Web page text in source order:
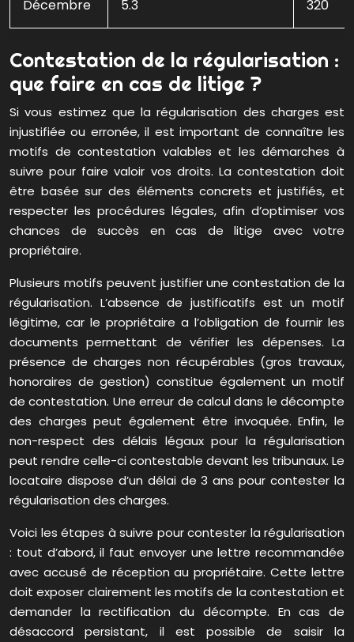
Décembre 5.3 320
Contestation de la régularisation :
que faire en cas de litige ?
Si vous estimez que la régularisation des charges est
injustifiée ou erronée, il est important de connaître les
motifs de contestation valables et les démarches à
suivre pour faire valoir vos droits. La contestation doit
être basée sur des éléments concrets et justifiés, et
respecter les procédures légales, afin d’optimiser vos
chances de succès en cas de litige avec votre
propriétaire.
Plusieurs motifs peuvent justifier une contestation de la
régularisation. L’absence de justificatifs est un motif
légitime, car le propriétaire a l’obligation de fournir les
documents permettant de vérifier les dépenses. La
présence de charges non récupérables (gros travaux,
honoraires de gestion) constitue également un motif
de contestation. Une erreur de calcul dans le décompte
des charges peut également être invoquée. Enfin, le
non-respect des délais légaux pour la régularisation
peut rendre celle-ci contestable devant les tribunaux. Le
locataire dispose d’un délai de 3 ans pour contester la
régularisation des charges.
Voici les étapes à suivre pour contester la régularisation
: tout d’abord, il faut envoyer une lettre recommandée
avec accusé de réception au propriétaire. Cette lettre
doit exposer clairement les motifs de la contestation et
demander la rectification du décompte. En cas de
désaccord persistant, il est possible de saisir la